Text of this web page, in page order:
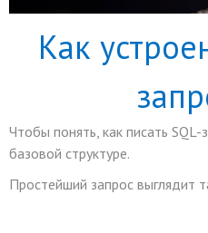
Как
Чтобы понять, как писать
базовой структуре.
Простейший запрос выглядит